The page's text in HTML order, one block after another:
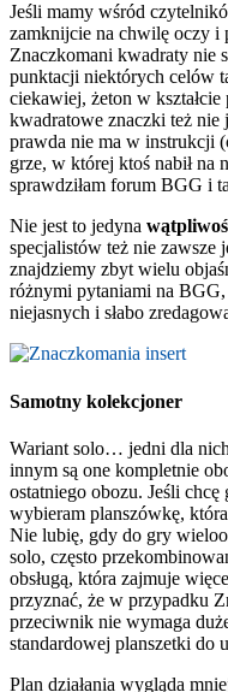
Jeśli mamy wśród
zamknijcie na chwilę oczy i
Znaczkomani kwadraty nie
punktacji niektórych celów
ciekawiej, żeton w
kwadratowe znaczki też
prawda nie ma w instrukcji
grze, w której ktoś nabił na
sprawdziłam forum BGG i
Nie jest to jedyna
specjalistów też nie zawsze
znajdziemy zbyt wielu
różnymi pytaniami na BGG,
niejasnych i słabo
Samotny kolekcjoner
Wariant solo… jedni dla
innym są one kompletnie
ostatniego obozu. Jeśli
wybieram planszówkę, która
Nie lubię, gdy do gry
solo, często
obsługą, która zajmuje
przyznać, że w przypadku
przeciwnik nie wymaga
standardowej planszetki do
Plan działania wygląda